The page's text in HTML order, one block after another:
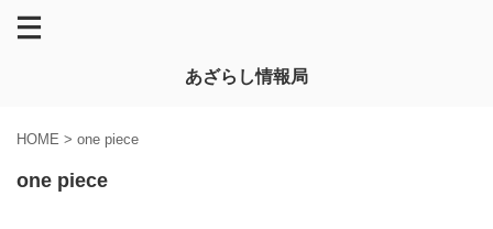
あざらし情報局
HOME > one piece
one piece